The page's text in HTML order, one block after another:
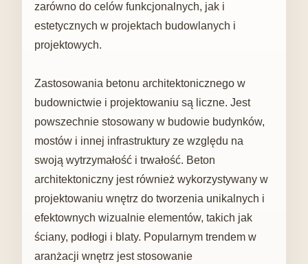
zarówno do celów funkcjonalnych, jak i
estetycznych w projektach budowlanych i
projektowych.
Zastosowania betonu architektonicznego w
budownictwie i projektowaniu są liczne. Jest
powszechnie stosowany w budowie budynków,
mostów i innej infrastruktury ze względu na
swoją wytrzymałość i trwałość. Beton
architektoniczny jest również wykorzystywany w
projektowaniu wnętrz do tworzenia unikalnych i
efektownych wizualnie elementów, takich jak
ściany, podłogi i blaty. Popularnym trendem w
aranżacji wnętrz jest stosowanie